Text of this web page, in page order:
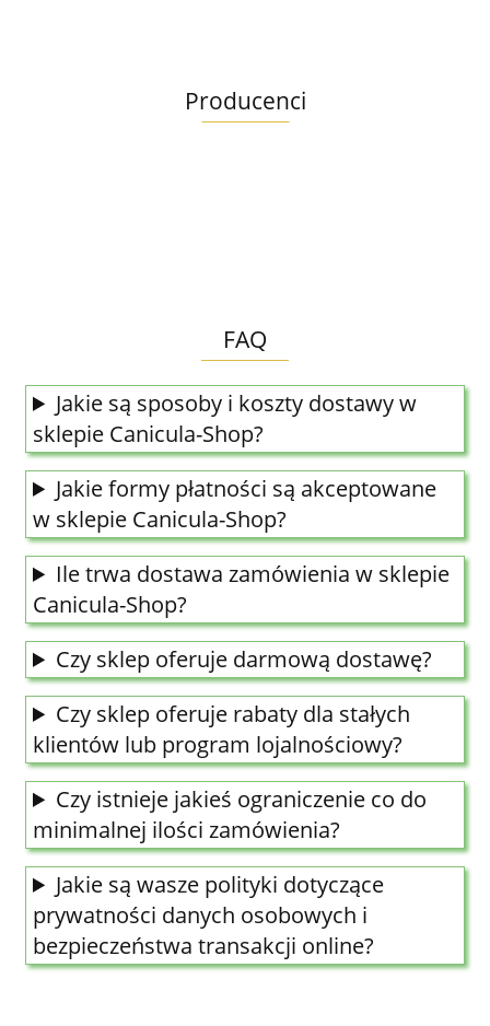
Producenci
FAQ
Jakie są sposoby i koszty dostawy w
sklepie Canicula-Shop?
Jakie formy płatności są akceptowane
w sklepie Canicula-Shop?
Ile trwa dostawa zamówienia w sklepie
Canicula-Shop?
Czy sklep oferuje darmową dostawę?
Czy sklep oferuje rabaty dla stałych
klientów lub program lojalnościowy?
Czy istnieje jakieś ograniczenie co do
minimalnej ilości zamówienia?
Jakie są wasze polityki dotyczące
prywatności danych osobowych i
bezpieczeństwa transakcji online?